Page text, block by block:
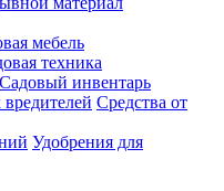
мебель
техника
Садовый инвентарь
Средства от
Удобрения для